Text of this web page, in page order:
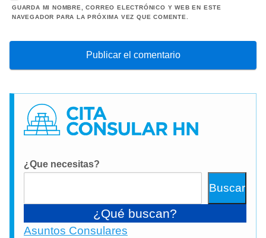
GUARDA MI NOMBRE, CORREO ELECTRÓNICO Y WEB EN ESTE
NAVEGADOR PARA LA PRÓXIMA VEZ QUE COMENTE.
¿Que necesitas?
Buscar
¿Qué buscan?
Asuntos Consulares